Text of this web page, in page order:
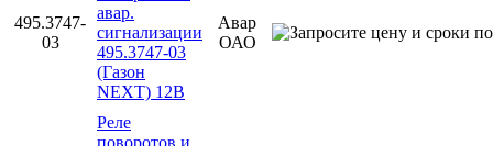
495.3747-
03
авар.
сигнализации
495.3747-03
(Газон
NEXT) 12В
Авар
ОАО
Реле
поворотов и